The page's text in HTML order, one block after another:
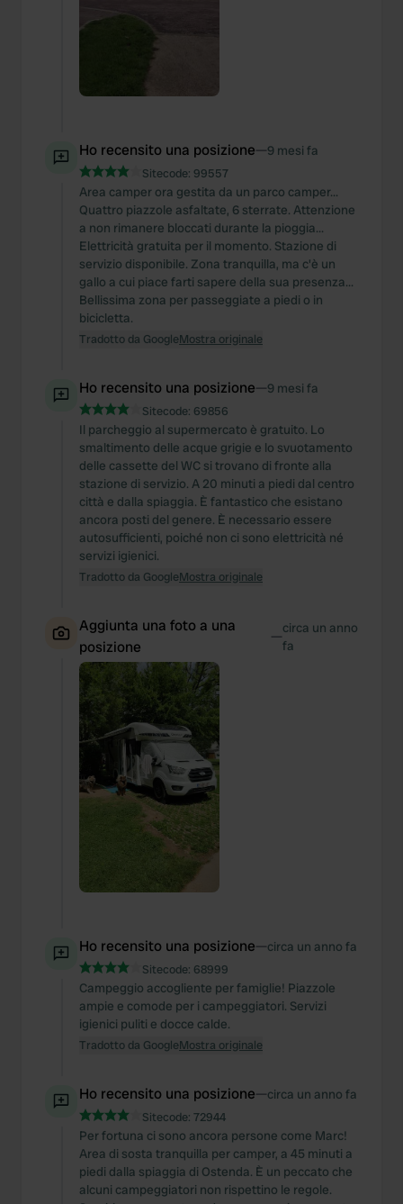
Ho recensito una posizione—9 mesi fa
Sitecode: 99557
Area camper ora gestita da un parco camper...
Quattro piazzole asfaltate, 6 sterrate. Attenzione
a non rimanere bloccati durante la pioggia...
Elettricità gratuita per il momento. Stazione di
servizio disponibile. Zona tranquilla, ma c'è un
gallo a cui piace farti sapere della sua presenza...
Bellissima zona per passeggiate a piedi o in
bicicletta.
Tradotto da GoogleMostra originale
Ho recensito una posizione—9 mesi fa
Sitecode: 69856
Il parcheggio al supermercato è gratuito. Lo
smaltimento delle acque grigie e lo svuotamento
delle cassette del WC si trovano di fronte alla
stazione di servizio. A 20 minuti a piedi dal centro
città e dalla spiaggia. È fantastico che esistano
ancora posti del genere. È necessario essere
autosufficienti, poiché non ci sono elettricità né
servizi igienici.
Tradotto da GoogleMostra originale
Aggiunta una foto a una
posizione
—circa un anno
fa
Ho recensito una posizione—circa un anno fa
Sitecode: 68999
Campeggio accogliente per famiglie! Piazzole
ampie e comode per i campeggiatori. Servizi
igienici puliti e docce calde.
Tradotto da GoogleMostra originale
Ho recensito una posizione—circa un anno fa
Sitecode: 72944
Per fortuna ci sono ancora persone come Marc!
Area di sosta tranquilla per camper, a 45 minuti a
piedi dalla spiaggia di Ostenda. È un peccato che
alcuni campeggiatori non rispettino le regole.